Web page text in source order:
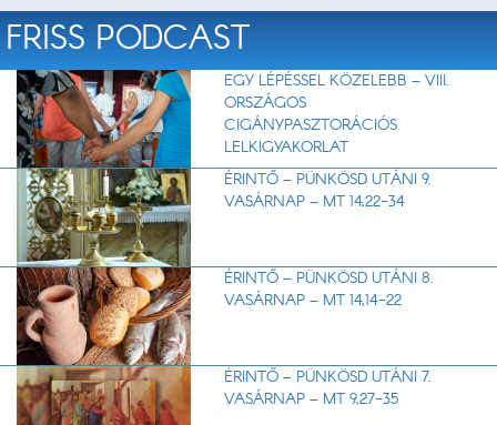
FRISS PODCAST
EGY LÉPÉSSEL KÖZELEBB – VIII.
ORSZÁGOS
CIGÁNYPASZTORÁCIÓS
LELKIGYAKORLAT
ÉRINTŐ – PÜNKÖSD UTÁNI 9.
VASÁRNAP – MT 14,22-34
ÉRINTŐ – PÜNKÖSD UTÁNI 8.
VASÁRNAP – MT 14,14-22
ÉRINTŐ – PÜNKÖSD UTÁNI 7.
VASÁRNAP – MT 9,27-35